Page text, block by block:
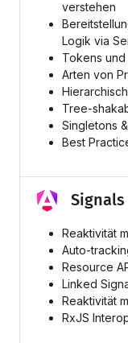
verstehen
Logik via
Tokens
Arten von
Tree-
Singletons
Best
Signals
Reaktivität
Auto-
Resource
Linked
Reaktivität
RxJS